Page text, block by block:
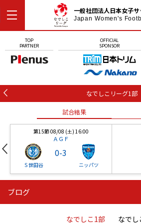
一般社団法人日本女子
Japan Women's
TOP
PARTNER
OFFICIAL
SPONSOR
なでしこリーグ1部
試合結果
第15節 08/08 (土) 16:00
ＡＧＦ
Ｓ世田谷
0-3
ニッパツ
ニッパツ
ブログ
なでしこ1部 なでし